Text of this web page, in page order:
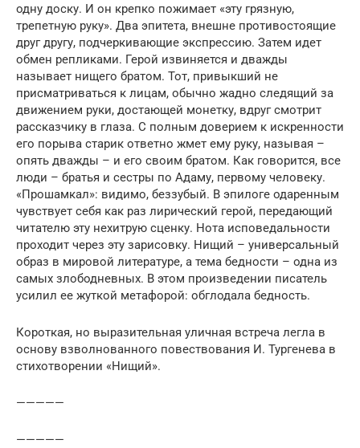
одну доску. И он крепко пожимает «эту грязную,
трепетную руку». Два эпитета, внешне противостоящие
друг другу, подчеркивающие экспрессию. Затем идет
обмен репликами. Герой извиняется и дважды
называет нищего братом. Тот, привыкший не
присматриваться к лицам, обычно жадно следящий за
движением руки, достающей монетку, вдруг смотрит
рассказчику в глаза. С полным доверием к искренности
его порыва старик ответно жмет ему руку, называя –
опять дважды – и его своим братом. Как говорится, все
люди – братья и сестры по Адаму, первому человеку.
«Прошамкал»: видимо, беззубый. В эпилоге одаренным
чувствует себя как раз лирический герой, передающий
читателю эту нехитрую сценку. Нота исповедальности
проходит через эту зарисовку. Нищий – универсальный
образ в мировой литературе, а тема бедности – одна из
самых злободневных. В этом произведении писатель
усилил ее жуткой метафорой: обглодала бедность.
Короткая, но выразительная уличная встреча легла в
основу взволнованного повествования И. Тургенева в
стихотворении «Нищий».
—————
—————